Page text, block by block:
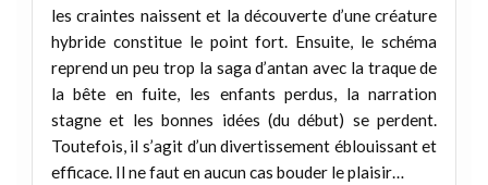
les craintes naissent et la découverte d’une créature
hybride constitue le point fort. Ensuite, le schéma
reprend un peu trop la saga d’antan avec la traque de
la bête en fuite, les enfants perdus, la narration
stagne et les bonnes idées (du début) se perdent.
Toutefois, il s’agit d’un divertissement éblouissant et
efficace. Il ne faut en aucun cas bouder le plaisir…